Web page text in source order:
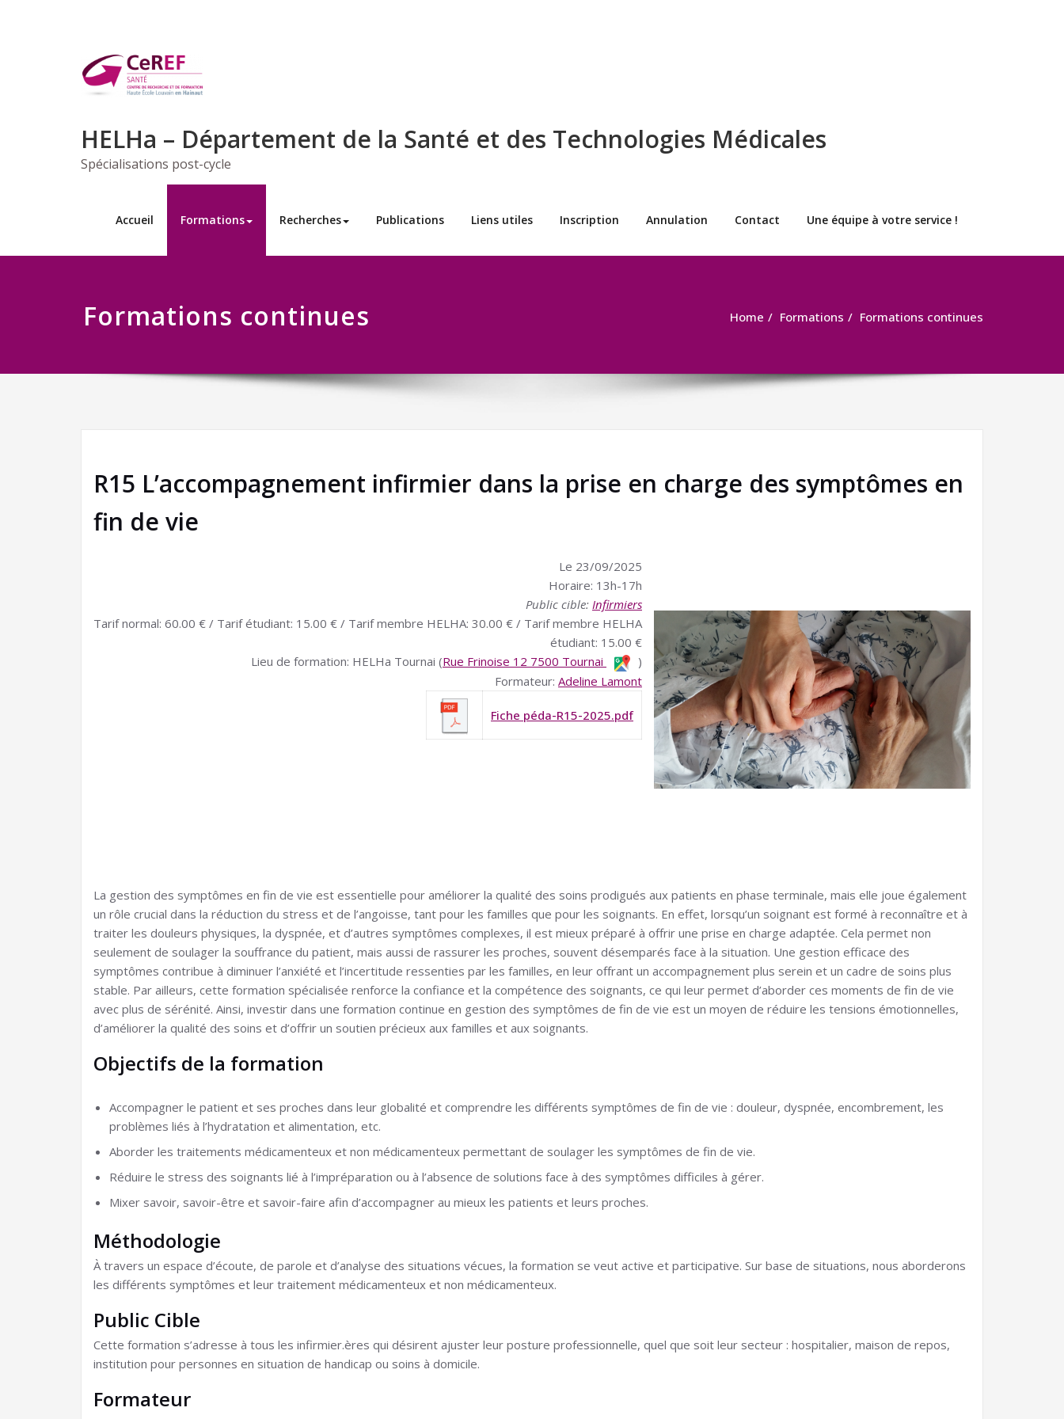
HELHa – Département de la Santé et des Technologies Médicales
Spécialisations post-cycle
Accueil Formations Recherches Publications Liens utiles Inscription Annulation Contact Une équipe à votre service !
Formations continues Home Formations Formations continues
R15 L’accompagnement infirmier dans la prise en charge des symptômes en
fin de vie
Le 23/09/2025
Horaire: 13h-17h
Public cible: Infirmiers
Tarif normal: 60.00 € / Tarif étudiant: 15.00 € / Tarif membre HELHA: 30.00 € / Tarif membre HELHA
étudiant: 15.00 €
Lieu de formation: HELHa Tournai (Rue Frinoise 12 7500 Tournai
)
Formateur: Adeline Lamont
Fiche péda-R15-2025.pdf
La gestion des symptômes en fin de vie est essentielle pour améliorer la qualité des soins prodigués aux patients en phase terminale, mais elle joue également
un rôle crucial dans la réduction du stress et de l’angoisse, tant pour les familles que pour les soignants. En effet, lorsqu’un soignant est formé à reconnaître et à
traiter les douleurs physiques, la dyspnée, et d’autres symptômes complexes, il est mieux préparé à offrir une prise en charge adaptée. Cela permet non
seulement de soulager la souffrance du patient, mais aussi de rassurer les proches, souvent désemparés face à la situation. Une gestion efficace des
symptômes contribue à diminuer l’anxiété et l’incertitude ressenties par les familles, en leur offrant un accompagnement plus serein et un cadre de soins plus
stable. Par ailleurs, cette formation spécialisée renforce la confiance et la compétence des soignants, ce qui leur permet d’aborder ces moments de fin de vie
avec plus de sérénité. Ainsi, investir dans une formation continue en gestion des symptômes de fin de vie est un moyen de réduire les tensions émotionnelles,
d’améliorer la qualité des soins et d’offrir un soutien précieux aux familles et aux soignants.
Objectifs de la formation
Accompagner le patient et ses proches dans leur globalité et comprendre les différents symptômes de fin de vie : douleur, dyspnée, encombrement, les
problèmes liés à l’hydratation et alimentation, etc.
Aborder les traitements médicamenteux et non médicamenteux permettant de soulager les symptômes de fin de vie.
Réduire le stress des soignants lié à l’impréparation ou à l’absence de solutions face à des symptômes difficiles à gérer.
Mixer savoir, savoir-être et savoir-faire afin d’accompagner au mieux les patients et leurs proches.
Méthodologie
À travers un espace d’écoute, de parole et d’analyse des situations vécues, la formation se veut active et participative. Sur base de situations, nous aborderons
les différents symptômes et leur traitement médicamenteux et non médicamenteux.
Public Cible
Cette formation s’adresse à tous les infirmier.ères qui désirent ajuster leur posture professionnelle, quel que soit leur secteur : hospitalier, maison de repos,
institution pour personnes en situation de handicap ou soins à domicile.
Formateur